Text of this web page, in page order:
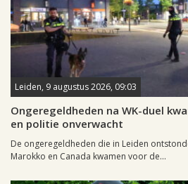
Leiden, 9 augustus 2026, 09:03
Ongeregeldheden na WK-duel
en politie onverwacht
De ongeregeldheden die in Leiden
Marokko en Canada kwamen voor de...